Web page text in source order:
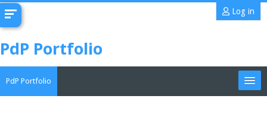
content
Log in
PdP Portfolio
PdP Portfolio